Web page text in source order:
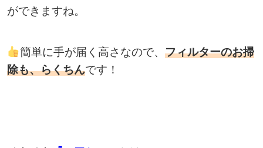
ができますね。
簡単に手が届く高さなので、 フィルターのお掃
除も、らくちんです！